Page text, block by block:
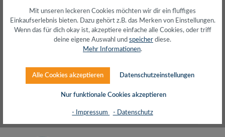
Beschreibung
Flaches Patchkabel Cat.6 U/UTPExtra dünnes und
Herstellerinfos
Mit unseren leckeren Cookies möchten wir dir ein fluffiges
Einkaufserlebnis bieten. Dazu gehört z.B. das Merken von Einstellungen.
Wenn das für dich okay ist, akzeptiere einfache alle Cookies, oder triff
deine eigene Auswahl und speicher diese.
Mehr Informationen.
Alle Cookies akzeptieren Datenschutzeinstellungen
Nur funktionale Cookies akzeptieren
- Impressum - Datenschutz